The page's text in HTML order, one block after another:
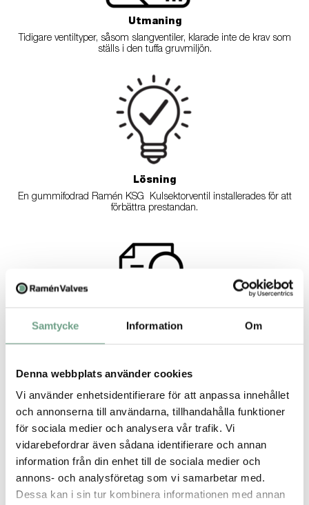
Samtycke Information Om
Denna webbplats använder cookies
Vi använder enhetsidentifierare för att anpassa innehållet
och annonserna till användarna, tillhandahålla funktioner
för sociala medier och analysera vår trafik. Vi
vidarebefordrar även sådana identifierare och annan
information från din enhet till de sociala medier och
annons- och analysföretag som vi samarbetar med.
Dessa kan i sin tur kombinera informationen med annan
Utmaning
Tidigare ventiltyper, såsom slangventiler, klarade inte de krav som
ställs i den tuffa gruvmiljön.
Lösning
En gummifodrad Ramén KSG Kulsektorventil installerades för att
förbättra prestandan.
Applikation: Flödeskontroll av vatten till magnetseparator,
där järn separeras från granit vid anrikning av järnmalm
Flöde: 90 m3/h med 12-15 g fast materia/liter
Inloppstryck: 2 bar
Tryckfall: 2 bar
Bakgrund
I den här applikationen vid en av Sveriges största järngruvor